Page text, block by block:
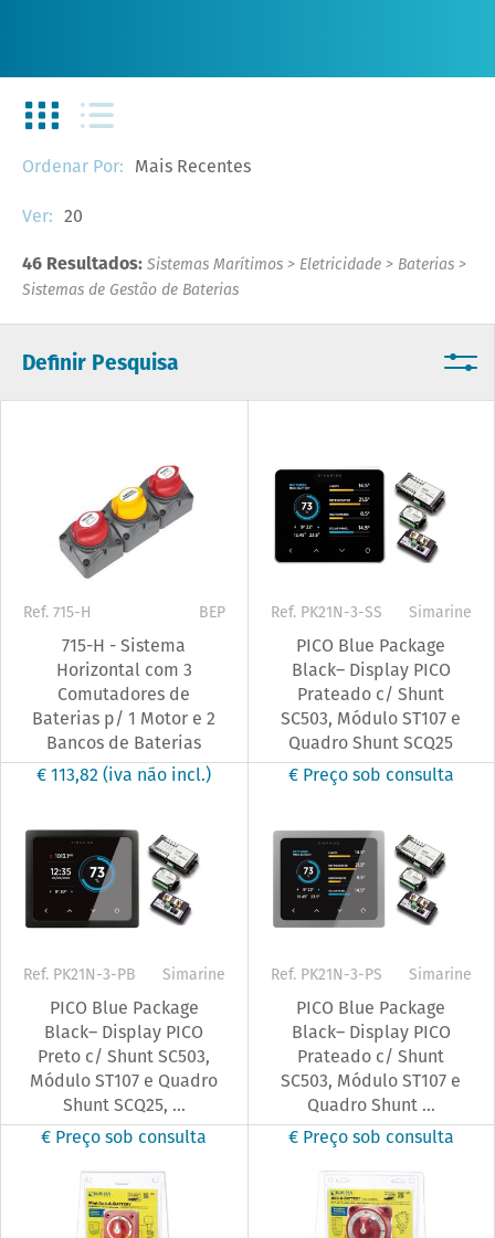
Definir Pesquisa
Ordenar Por: Mais Recentes
Ver: 20
46 Resultados: Sistemas Marítimos > Eletricidade > Baterias >
Sistemas de Gestão de Baterias
Ref. 715-H BEP
715-H - Sistema
Horizontal com 3
Comutadores de
Baterias p/ 1 Motor e 2
Bancos de Baterias
€ 113,82(iva não incl.)
Ref. PK21N-3-SS Simarine
PICO Blue Package
Black– Display PICO
Prateado c/ Shunt
SC503, Módulo ST107 e
Quadro Shunt SCQ25
€ Preço sob consulta
Ref. PK21N-3-PB Simarine
PICO Blue Package
Black– Display PICO
Preto c/ Shunt SC503,
Módulo ST107 e Quadro
Shunt SCQ25, ...
€ Preço sob consulta
Ref. PK21N-3-PS Simarine
PICO Blue Package
Black– Display PICO
Prateado c/ Shunt
SC503, Módulo ST107 e
Quadro Shunt ...
€ Preço sob consulta